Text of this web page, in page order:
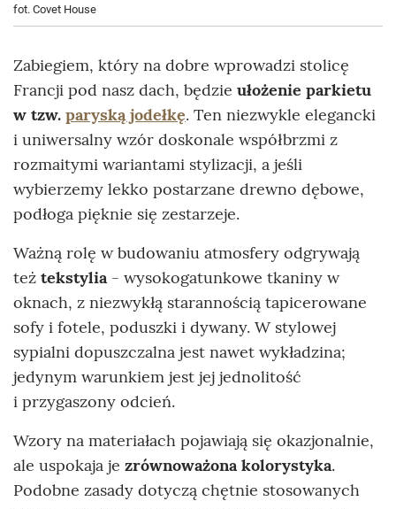
fot. Covet House
Zabiegiem, który na dobre wprowadzi stolicę
Francji pod nasz dach, będzie ułożenie parkietu
w tzw. paryską jodełkę. Ten niezwykle elegancki
i uniwersalny wzór doskonale współbrzmi z
rozmaitymi wariantami stylizacji, a jeśli
wybierzemy lekko postarzane drewno dębowe,
podłoga pięknie się zestarzeje.
Ważną rolę w budowaniu atmosfery odgrywają
też tekstylia - wysokogatunkowe tkaniny w
oknach, z niezwykłą starannością tapicerowane
sofy i fotele, poduszki i dywany. W stylowej
sypialni dopuszczalna jest nawet wykładzina;
jedynym warunkiem jest jej jednolitość
i przygaszony odcień.
Wzory na materiałach pojawiają się okazjonalnie,
ale uspokaja je zrównoważona kolorystyka.
Podobne zasady dotyczą chętnie stosowanych